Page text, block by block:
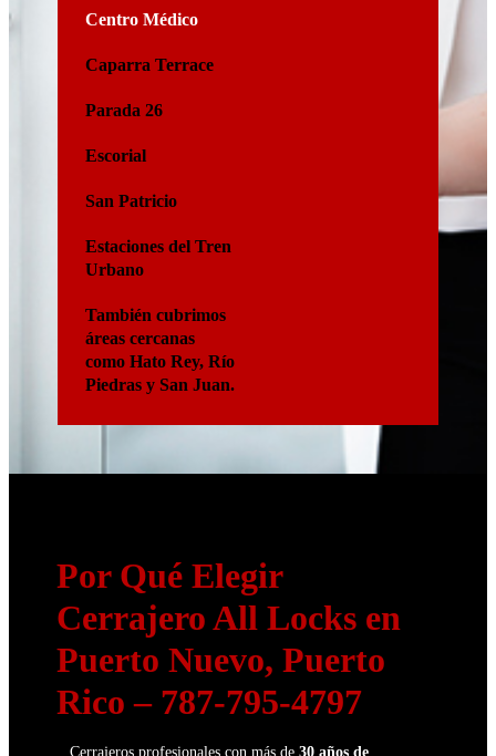
Centro Médico
Caparra Terrace
Parada 26
Escorial
San Patricio
Estaciones del Tren
Urbano
También cubrimos
áreas cercanas
como Hato Rey, Río
Piedras y San Juan.
Por Qué Elegir
Cerrajero All Locks en
Puerto Nuevo, Puerto
Rico – 787-795-4797
Cerrajeros profesionales con más de 30 años de